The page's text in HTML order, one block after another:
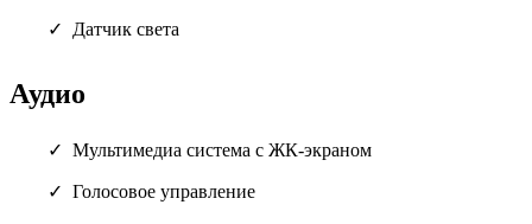
Датчик света
Аудио
Мультимедиа система с ЖК-экраном
Голосовое управление